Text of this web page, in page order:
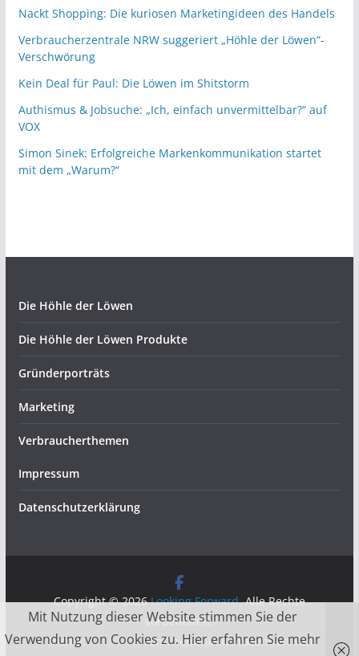
Nackt Shopping: Die kuriosen Marketingideen des Handels
Verbraucherzentrale NRW suggeriert „Höhle der Löwen“-
Verschwörung
Kein Deal für Paul: Die Löwen im Shitstorm
Authismus & Jobsuche: „Ich, einfach unvermittelbar?“ auf
VOX
Simon Sinek: Erfolgreiche Markenkommunikation startet
mit dem „Warum?“
Die Höhle der Löwen
Die Höhle der Löwen Produkte
Gründerporträts
Marketing
Verbraucherthemen
Impressum
Datenschutzerklärung
Copyright © 2026Looking Forward. Alle Rechte
vorbehalten.
Theme:ColorMagvon ThemeGrill. Präsentiert von
Mit Nutzung dieser Website stimmen Sie der
Verwendung von Cookies zu. Hier erfahren Sie mehr